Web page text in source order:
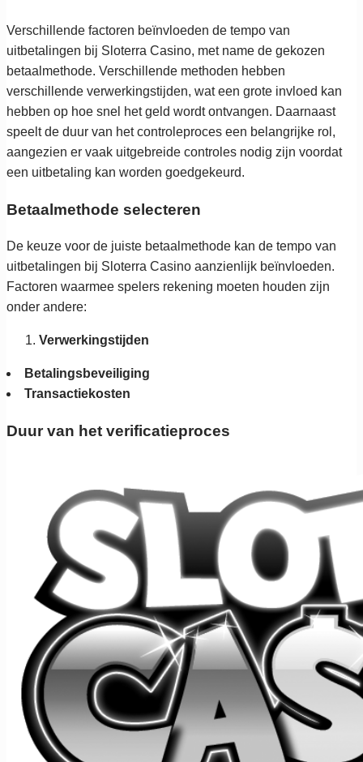
Verschillende factoren beïnvloeden de tempo van
uitbetalingen bij Sloterra Casino, met name de gekozen
betaalmethode. Verschillende methoden hebben
verschillende verwerkingstijden, wat een grote invloed kan
hebben op hoe snel het geld wordt ontvangen. Daarnaast
speelt de duur van het controleproces een belangrijke rol,
aangezien er vaak uitgebreide controles nodig zijn voordat
een uitbetaling kan worden goedgekeurd.
Betaalmethode selecteren
De keuze voor de juiste betaalmethode kan de tempo van
uitbetalingen bij Sloterra Casino aanzienlijk beïnvloeden.
Factoren waarmee spelers rekening moeten houden zijn
onder andere:
Verwerkingstijden
Betalingsbeveiliging
Transactiekosten
Duur van het verificatieproces